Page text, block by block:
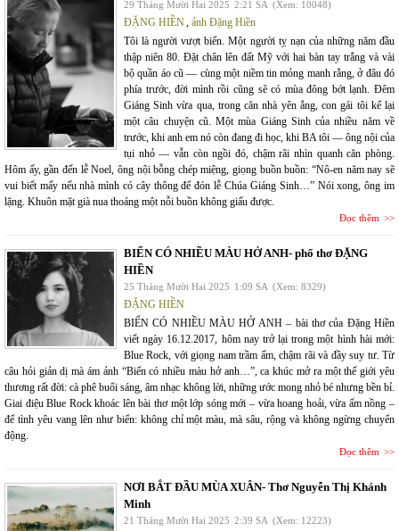
29 Tháng Mười Hai 2025 2:21 SA (Xem: 10048)
ĐẶNG HIỀN, ảnh Đặng Hiền
Tôi là người vượt biển. Một người tỵ nạn của những năm đầu
thập niên 80. Đặt chân lên đất Mỹ với hai bàn tay trắng và vài
bộ quần áo cũ — cùng một niềm tin mỏng manh rằng, ở đâu đó
phía trước, đời mình rồi cũng sẽ có mùa đông bớt lạnh. Đêm
Giáng Sinh vừa qua, trong căn nhà yên ắng, con gái tôi kể lại
một câu chuyện cũ. Một mùa Giáng Sinh của nhiều năm về
trước, khi anh em nó còn đang đi học, khi BA tôi — ông nội của
tụi nhỏ — vẫn còn ngồi đó, chậm rãi nhìn quanh căn phòng.
Hôm ấy, gần đến lễ Noel, ông nội bỗng chép miệng, giọng buồn buồn: “Nô-en năm nay sẽ
vui biết mấy nếu nhà mình có cây thông để đón lễ Chúa Giáng Sinh…” Nói xong, ông im
lặng. Khuôn mặt già nua thoáng một nỗi buồn không giấu được.
Đọc thêm
BIỂN CÓ NHIỀU MÀU HỞ ANH- phổ thơ ĐẶNG
HIỀN
25 Tháng Mười Hai 2025 1:09 SA (Xem: 8329)
ĐẶNG HIỀN
BIỂN CÓ NHIỀU MÀU HỞ ANH – bài thơ của Đặng Hiền
viết ngày 16.12.2017, hôm nay trở lại trong một hình hài mới:
Blue Rock, với giọng nam trầm ấm, chậm rãi và đầy suy tư. Từ
câu hỏi giản dị mà ám ảnh “Biển có nhiều màu hở anh…”, ca khúc mở ra một thế giới yêu
thương rất đời: cà phê buổi sáng, âm nhạc không lời, những ước mong nhỏ bé nhưng bền bỉ.
Giai điệu Blue Rock khoác lên bài thơ một lớp sóng mới – vừa hoang hoải, vừa ấm nồng –
để tình yêu vang lên như biển: không chỉ một màu, mà sâu, rộng và không ngừng chuyển
động.
Đọc thêm
NƠI BẮT ĐẦU MÙA XUÂN- Thơ Nguyễn Thị Khánh
Minh
21 Tháng Mười Hai 2025 2:39 SA (Xem: 12223)